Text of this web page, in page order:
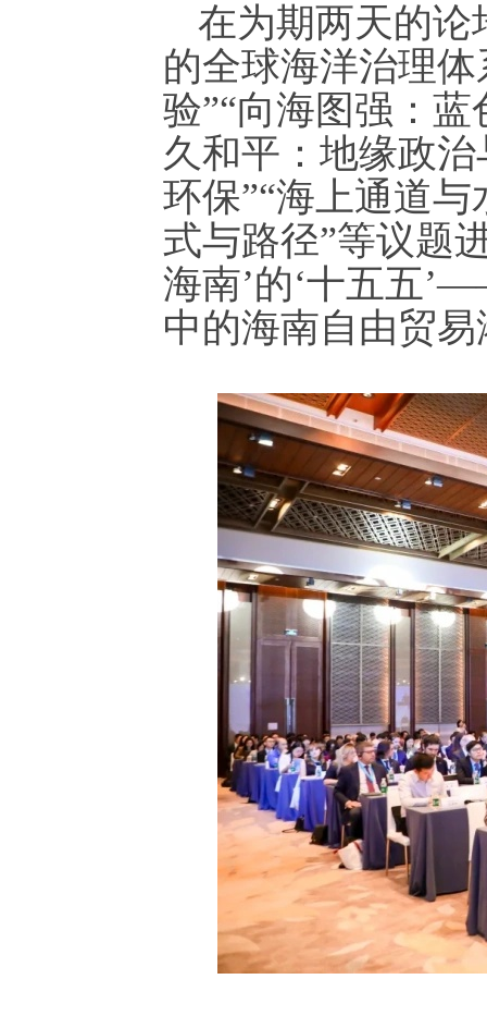
在为期两天的论
的全球海洋治理
验”“向海图强：
久和平：地缘政
环保”“海上通道
式与路径”等议题
海南’的‘十五五
中的海南自由贸